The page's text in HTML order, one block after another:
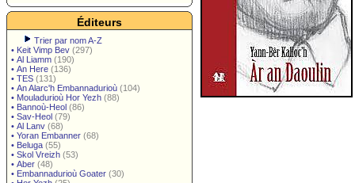
Éditeurs
Trier par nom A-Z
• Keit Vimp Bev (297)
• Al Liamm (190)
• An Here (136)
• TES (131)
• An Alarc'h Embannadurioù (104)
• Mouladurioù Hor Yezh (88)
• Bannoù-Heol (86)
• Sav-Heol (79)
• Al Lanv (68)
• Yoran Embanner (68)
• Beluga (55)
• Skol Vreizh (53)
• Aber (48)
• Embannadurioù Goater (30)